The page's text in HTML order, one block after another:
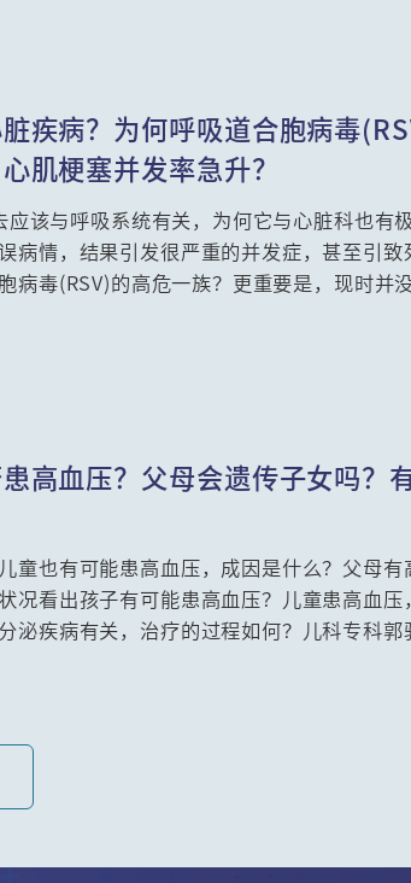
疾病？为何呼吸道合胞病毒
肌梗塞并发率急升？
应该与呼吸系统有关，为何它与心脏科也有
病情，结果引发很严重的并发症，甚至引致
病毒(RSV)的高危一族？更重要是，现时并
高血压？父母会遗传子女吗？
童也有可能患高血压，成因是什么？父母有
况看出孩子有可能患高血压？儿童患高血压
泌疾病有关，治疗的过程如何？儿科专科郭